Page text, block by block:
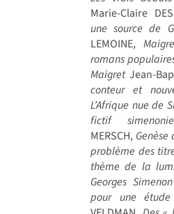
Marie-Claire
une source de
LEMOINE,
romans
MaigretJean-
conteur et
L’Afrique nue de
fictif
MERSCH,
problème des
thème de la
Georges Simenon
pour une